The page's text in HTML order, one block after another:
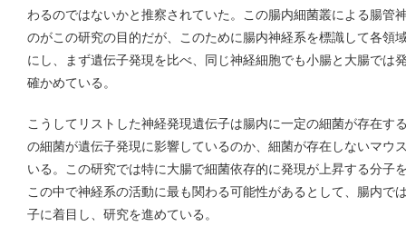
わるのではないかと推察されていた。この腸内細菌叢による腸管
のがこの研究の目的だが、このために腸内神経系を標識して各領
にし、まず遺伝子発現を比べ、同じ神経細胞でも小腸と大腸では
確かめている。
こうしてリストした神経発現遺伝子は腸内に一定の細菌が存在す
の細菌が遺伝子発現に影響しているのか、細菌が存在しないマウ
いる。この研究では特に大腸で細菌依存的に発現が上昇する分子
この中で神経系の活動に最も関わる可能性があるとして、腸内で
子に着目し、研究を進めている。